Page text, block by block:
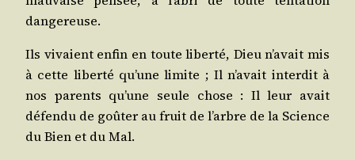
dangereuse.
Ils vivaient enfin en toute liber­té, Dieu n’avait mis
à cette liber­té qu’une limite ; Il n’avait inter­dit à
nos parents qu’une seule chose : Il leur avait
défen­du de goû­ter au fruit de l’arbre de la Science
du Bien et du Mal.